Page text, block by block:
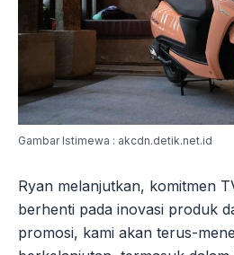
Gambar Istimewa : akcdn.detik.net.id
Ryan melanjutkan, komitmen
berhenti pada inovasi produk
promosi, kami akan terus-